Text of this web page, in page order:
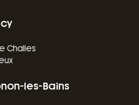
Challes
les-Bains